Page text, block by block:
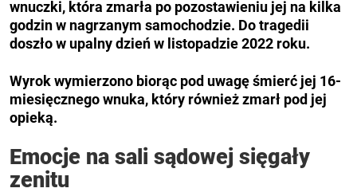
wnuczki, która zmarła po pozostawieniu jej na kilka
godzin w nagrzanym samochodzie. Do tragedii
doszło w upalny dzień w listopadzie 2022 roku.
Wyrok wymierzono biorąc pod uwagę śmierć jej 16-
miesięcznego wnuka, który również zmarł pod jej
opieką.
Emocje na sali sądowej sięgały
zenitu